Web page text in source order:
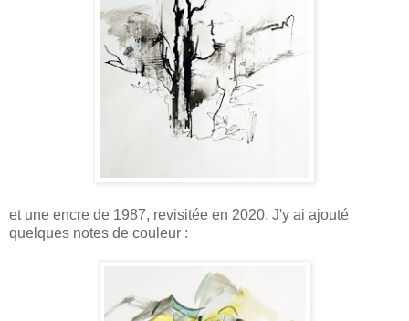
et une encre de 1987, revisitée en 2020. J'y ai ajouté
quelques notes de couleur :